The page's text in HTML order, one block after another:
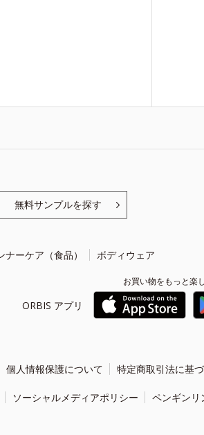
無料サンプルを探す
ナーケア（食品） ボディウェア
ORBIS アプリ
お買い物をもっと楽
個人情報保護について 特定商取引法に基
ソーシャルメディアポリシー ペンギンリ